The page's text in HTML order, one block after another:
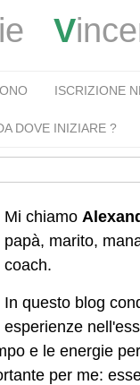
V
ISCRIZIONE
DOVE INIZIARE ?
Mi chiamo
papà, marito,
coach.
In questo blog
esperienze
e le energie
per me: